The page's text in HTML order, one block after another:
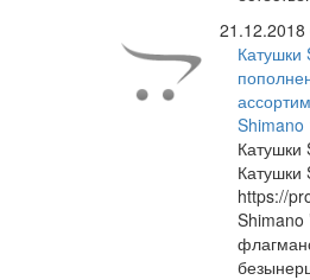
21.12.2018
Катушки
Shimano
Катушки
Катушки
https://
Shimano